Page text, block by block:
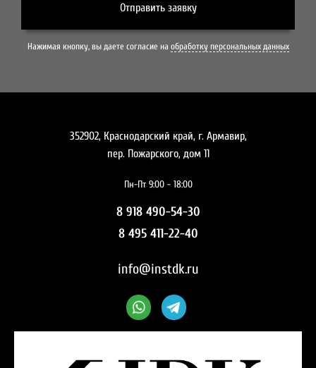
Отправить заявку
Нажимая кнопку, вы даете согласие на обработку персональных данных
352902, Краснодарский край, г. Армавир,
пер. Пожарского, дом 11
Пн-Пт 9:00 - 18:00
8 918 490-54-30
8 495 411-22-40
info@instdk.ru